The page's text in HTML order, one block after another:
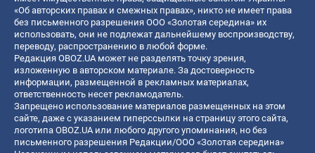
«Об авторских правах и смежных правах», никто не имеет права
без письменного разрешения ООО «Золотая середина» их
использовать, они не подлежат дальнейшему воспроизводству,
переводу, распространению в любой форме.
Редакция OBOZ.UA может не разделять точку зрения,
изложенную в авторском материале. За достоверность
информации, размещенной в рекламных материалах,
ответственность несет рекламодатель.
Запрещено использование материалов размещенных на этом
сайте, даже с указанием гиперссылки на страницу этого сайта,
логотипа OBOZ.UA или любого другого упоминания, но без
письменного разрешения Редакции/ООО «Золотая середина»